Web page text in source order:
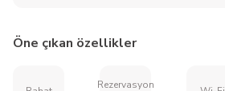
Öne çıkan özellikler
Rezervasyon